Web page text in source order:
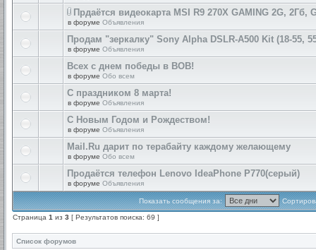
Прдаётся видеокарта MSI R9 270X GAMING 2G, 2Гб,
в форуме Объявления
Продам "зеркалку" Sony Alpha DSLR-A500 Kit (18-55,
в форуме Объявления
Всех с днем победы в ВОВ!
в форуме Обо всем
С праздником 8 марта!
в форуме Объявления
С Новым Годом и Рождеством!
в форуме Объявления
Mail.Ru дарит по терабайту каждому желающему
в форуме Обо всем
Продаётся телефон Lenovo IdeaPhone P770(серый)
в форуме Объявления
Показать сообщения за:
Страница 1 из 3 [ Результатов поиска: 69 ]
Список форумов